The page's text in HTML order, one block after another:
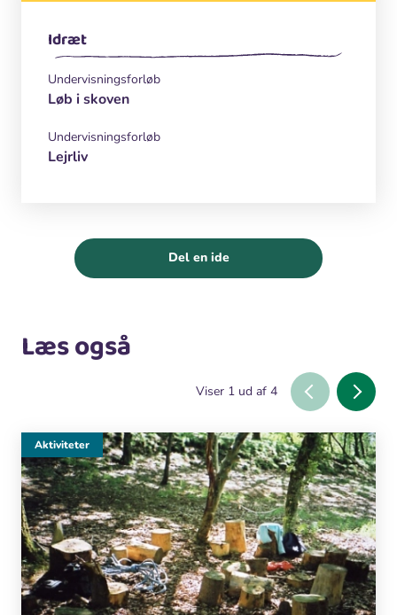
Idræt
Undervisningsforløb
Løb i skoven
Undervisningsforløb
Lejrliv
Del en ide
Læs også
Viser 1 ud af 4
Aktiviteter